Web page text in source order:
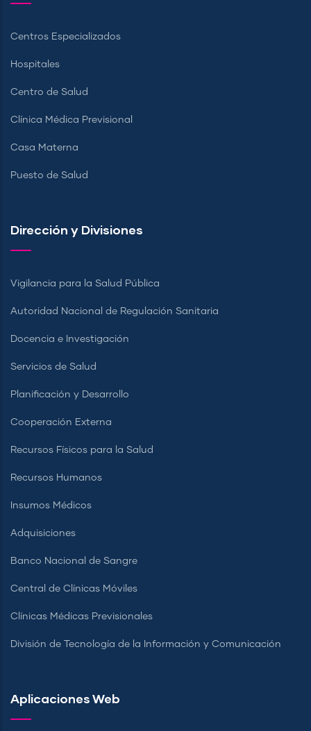
Centros Especializados
Hospitales
Centro de Salud
Clínica Médica Previsional
Casa Materna
Puesto de Salud
Dirección y Divisiones
Vigilancia para la Salud Pública
Autoridad Nacional de Regulación Sanitaria
Docencia e Investigación
Servicios de Salud
Planificación y Desarrollo
Cooperación Externa
Recursos Físicos para la Salud
Recursos Humanos
Insumos Médicos
Adquisiciones
Banco Nacional de Sangre
Central de Clínicas Móviles
Clínicas Médicas Previsionales
División de Tecnología de la Información y Comunicación
Aplicaciones Web